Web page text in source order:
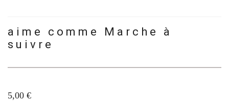
aime comme Marche à
suivre
5,00 €